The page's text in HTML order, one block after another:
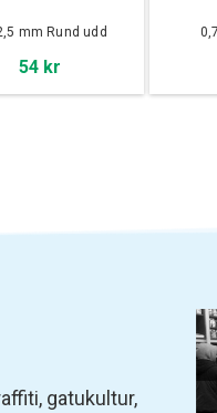
mm Rund udd
54 kr
gatukultur,